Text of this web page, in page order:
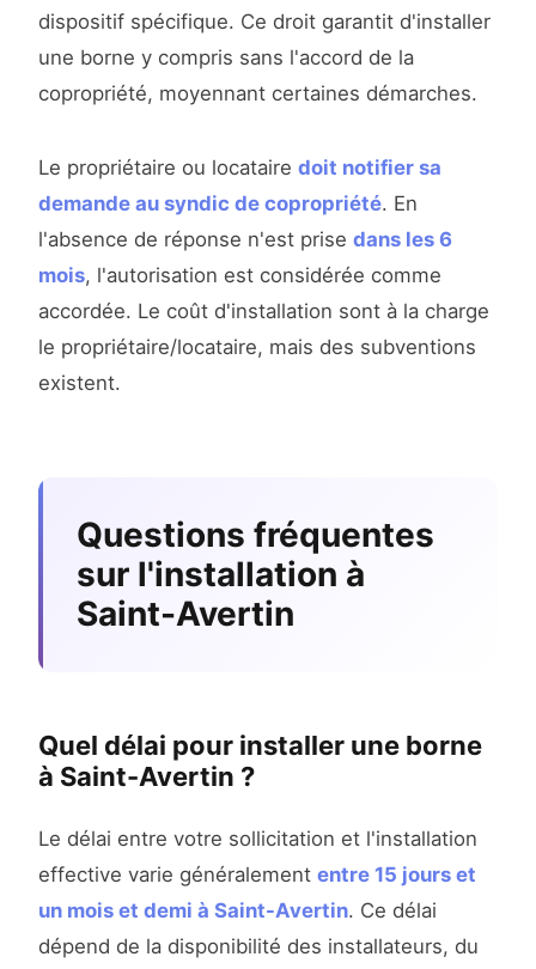
dispositif spécifique. Ce droit garantit d'installer
une borne y compris sans l'accord de la
copropriété, moyennant certaines démarches.
Le propriétaire ou locataire doit notifier sa
demande au syndic de copropriété. En
l'absence de réponse n'est prise dans les 6
mois, l'autorisation est considérée comme
accordée. Le coût d'installation sont à la charge
le propriétaire/locataire, mais des subventions
existent.
Questions fréquentes
sur l'installation à
Saint-Avertin
Quel délai pour installer une borne
à Saint-Avertin ?
Le délai entre votre sollicitation et l'installation
effective varie généralement entre 15 jours et
un mois et demi à Saint-Avertin. Ce délai
dépend de la disponibilité des installateurs, du